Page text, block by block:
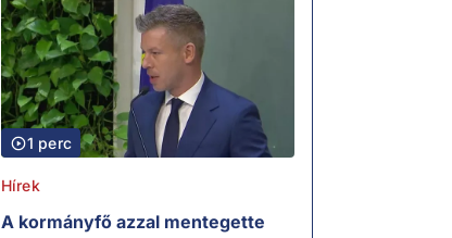
1 perc
Hírek
A kormányfő azzal mentegette